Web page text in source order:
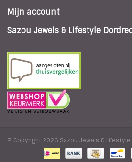
Mijn account
Sazou Jewels & Lifestyle
© Copyright 2026 Sazou Jewels & Lifestyle